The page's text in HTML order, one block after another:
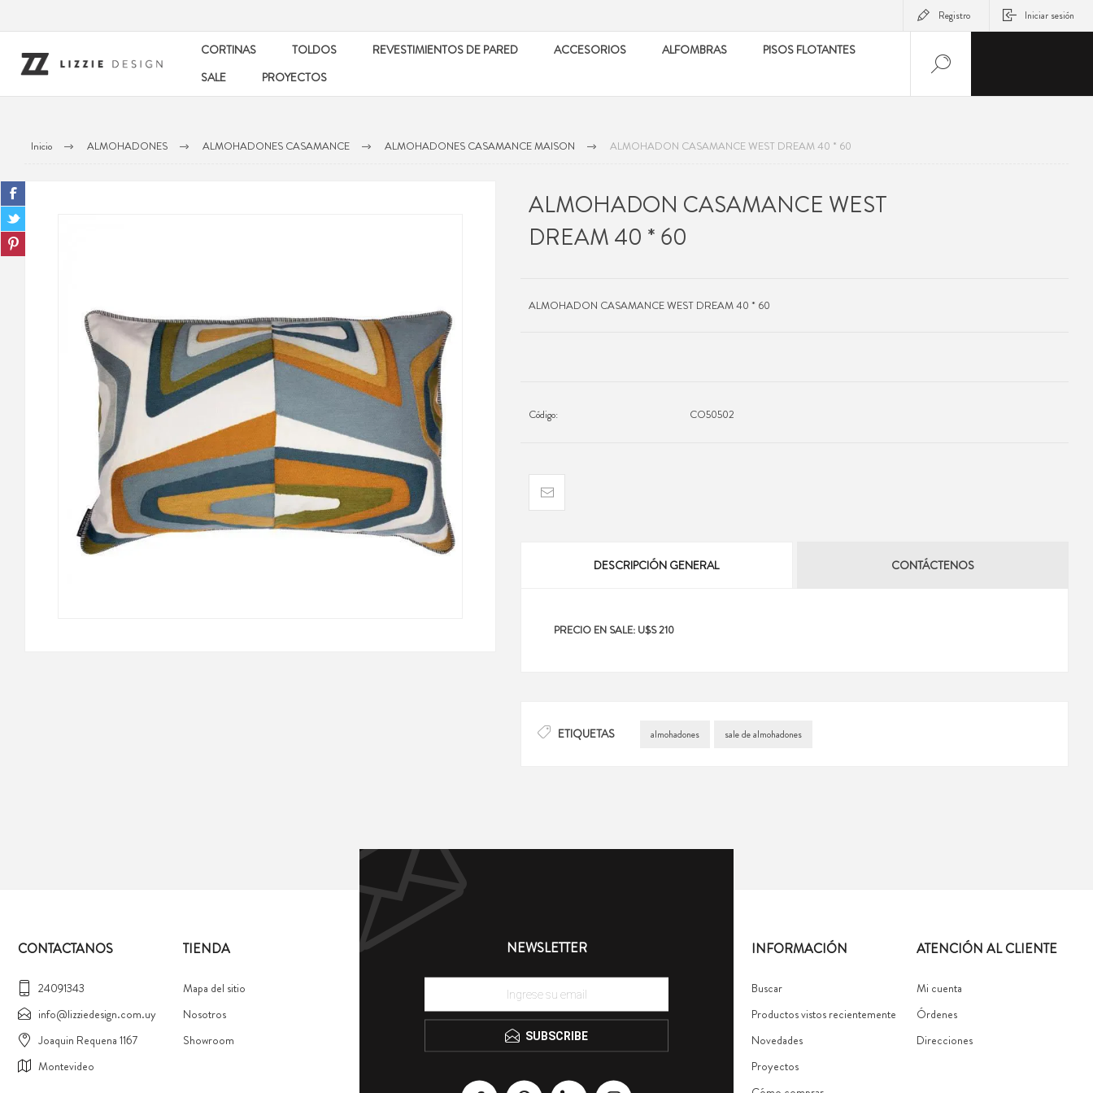
Registro Iniciar sesión
CORTINAS TOLDOS REVESTIMIENTOS DE PARED ACCESORIOS ALFOMBRAS
PISOS FLOTANTES
SALE
PROYECTOS
Inicio ALMOHADONES ALMOHADONES CASAMANCE ALMOHADONES CASAMANCE MAISON ALMOHADON CASAMANCE WEST DREAM 40 * 60
ALMOHADON CASAMANCE WEST
DREAM 40 * 60
ALMOHADON CASAMANCE WEST DREAM 40 * 60
Código: CO50502
DESCRIPCIÓN GENERAL CONTÁCTENOS
PRECIO EN SALE: U$S 210
ETIQUETAS almohadones sale de almohadones
NEWSLETTER
SUBSCRIBE
CONTACTANOS
24091343
info@lizziedesign.com.uy
Joaquin Requena 1167
Montevideo
TIENDA
Mapa del sitio
Nosotros
Showroom
INFORMACIÓN
Buscar
Productos vistos recientemente
Novedades
Proyectos
ATENCIÓN AL CLIENTE
Mi cuenta
Órdenes
Direcciones